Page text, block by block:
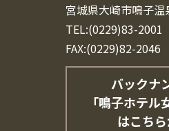
宮城県大崎市鳴子温
TEL:(0229)83-2001
FAX:(0229)82-2046
バックナ
「鳴子ホテル
はこち